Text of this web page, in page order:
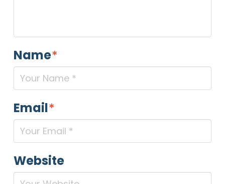
Name*
Email*
Website